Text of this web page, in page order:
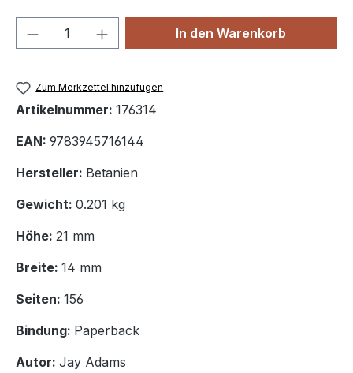
Produkt Anzahl: Gib denIn den Warenkorb
Zum Merkzettel hinzufügen
Artikelnummer: 176314
EAN: 9783945716144
Hersteller: Betanien
Gewicht: 0.201 kg
Höhe: 21 mm
Breite: 14 mm
Seiten: 156
Bindung: Paperback
Autor: Jay Adams